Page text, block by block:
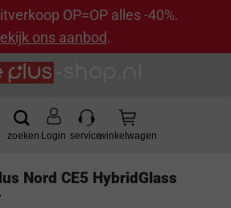
OP=OP alles -40%.
ons aanbod.
Login
Nord CE5 HybridGlass